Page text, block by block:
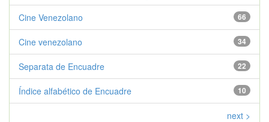
66
Cine Venezolano
34
Cine venezolano
22
Separata de Encuadre
10
Índice alfabético de Encuadre
next >